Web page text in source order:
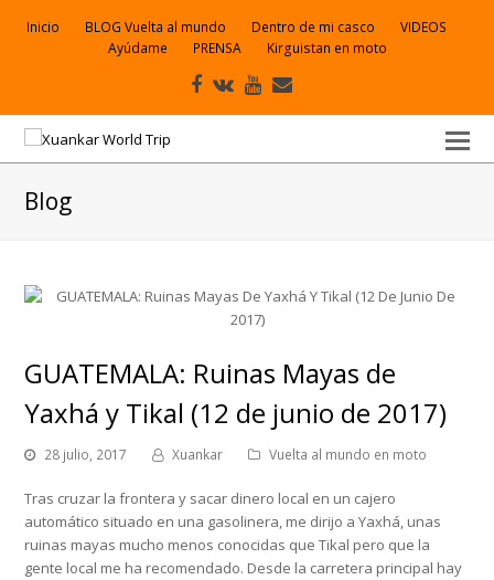
Inicio BLOG Vuelta al mundo Dentro de mi casco
VIDEOS
Ayúdame
PRENSA Kirguistan en moto
Facebook
VK Youtube
electrónico
Blog
GUATEMALA: Ruinas Mayas de
Yaxhá y Tikal (12 de junio de 2017)
28 julio, 2017 Xuankar Vuelta al mundo en moto
Tras cruzar la frontera y sacar dinero local en un cajero
automático situado en una gasolinera, me dirijo a Yaxhá, unas
ruinas mayas mucho menos conocidas que Tikal pero que la
gente local me ha recomendado. Desde la carretera principal hay